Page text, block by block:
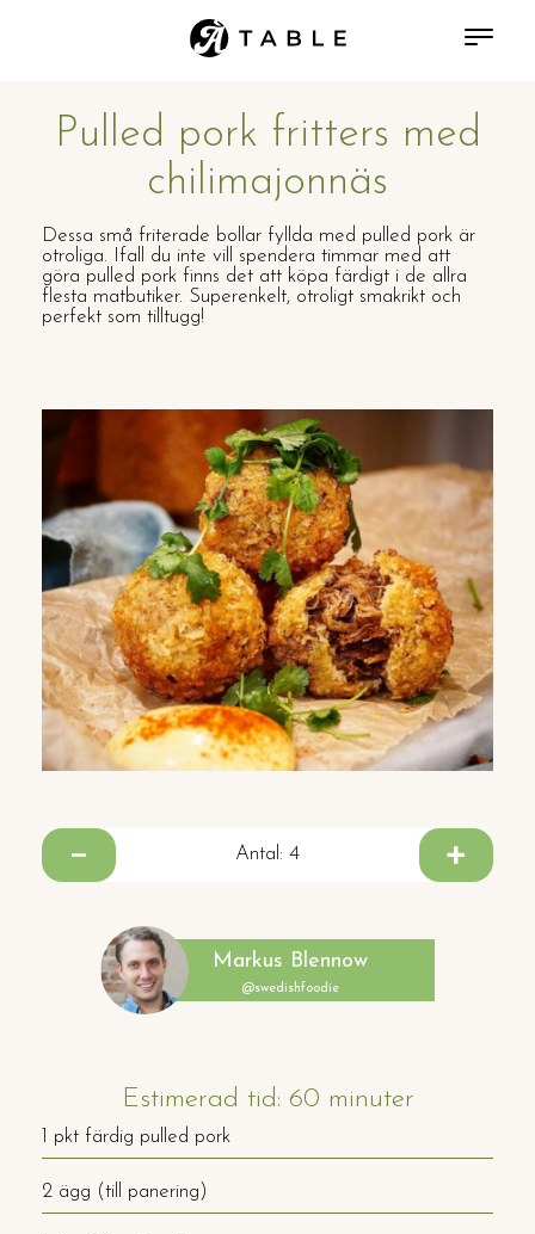
Pulled pork fritters med
chilimajonnäs
Dessa små friterade bollar fyllda med pulled pork är
otroliga. Ifall du inte vill spendera timmar med att
göra pulled pork finns det att köpa färdigt i de allra
flesta matbutiker. Superenkelt, otroligt smakrikt och
perfekt som tilltugg!
Antal: 4
Markus Blennow
@swedishfoodie
Estimerad tid: 60 minuter
1 pkt färdig pulled pork
2 ägg (till panering)